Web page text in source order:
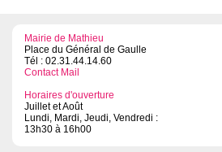
Mairie de Mathieu
Place du Général de Gaulle
Tél : 02.31.44.14.60
Contact Mail
Horaires d'ouverture
Juillet et Août
Lundi, Mardi, Jeudi, Vendredi :
13h30 à 16h00